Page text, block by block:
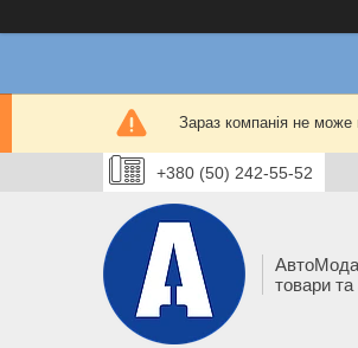
Зараз компанія не може
+380 (50) 242-55-52
АвтоМода
товари